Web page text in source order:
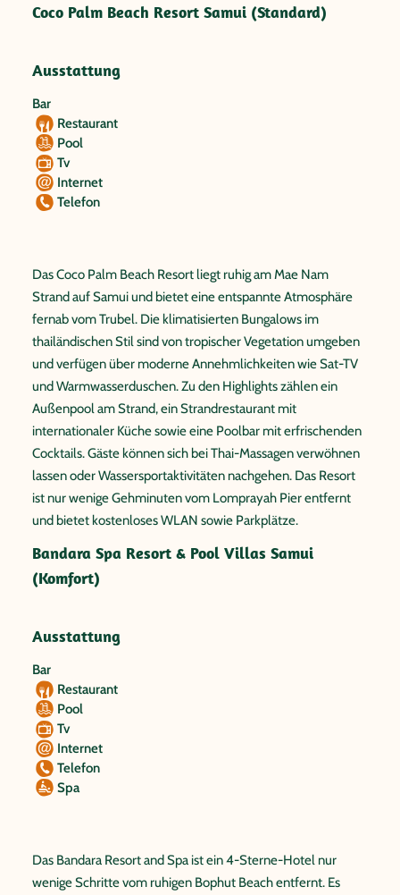
Coco Palm Beach Resort Samui (Standard)
Ausstattung
Bar
Restaurant
Pool
Tv
Internet
Telefon
Das Coco Palm Beach Resort liegt ruhig am Mae Nam
Strand auf Samui und bietet eine entspannte Atmosphäre
fernab vom Trubel. Die klimatisierten Bungalows im
thailändischen Stil sind von tropischer Vegetation umgeben
und verfügen über moderne Annehmlichkeiten wie Sat-TV
und Warmwasserduschen. Zu den Highlights zählen ein
Außenpool am Strand, ein Strandrestaurant mit
internationaler Küche sowie eine Poolbar mit erfrischenden
Cocktails. Gäste können sich bei Thai-Massagen verwöhnen
lassen oder Wassersportaktivitäten nachgehen. Das Resort
ist nur wenige Gehminuten vom Lomprayah Pier entfernt
und bietet kostenloses WLAN sowie Parkplätze.
Bandara Spa Resort & Pool Villas Samui
(Komfort)
Ausstattung
Bar
Restaurant
Pool
Tv
Internet
Telefon
Spa
Das Bandara Resort and Spa ist ein 4-Sterne-Hotel nur
wenige Schritte vom ruhigen Bophut Beach entfernt. Es